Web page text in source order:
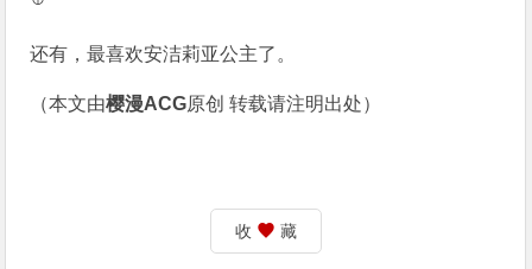
还有，最喜欢安洁莉亚公主了。
（本文由樱漫ACG原创 转载请注明出处）
收 藏